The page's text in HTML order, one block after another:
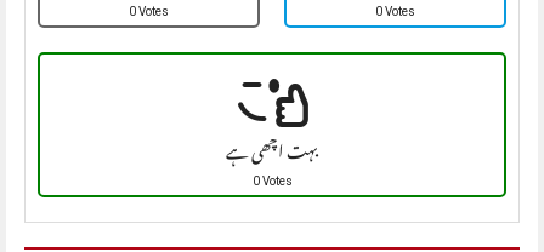
0 Votes 0 Votes
بہت اچھی ہے
0 Votes